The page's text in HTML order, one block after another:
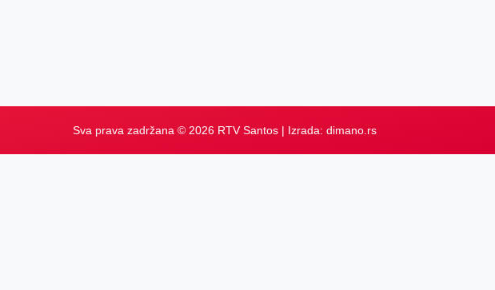
Sva prava zadržana © 2026 RTV Santos | Izrada: dimano.rs